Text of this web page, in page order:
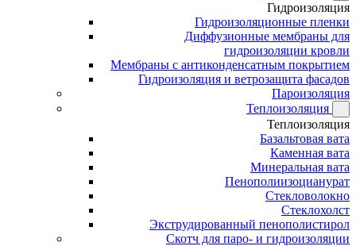
Гидроизоляция
Гидроизоляционные пленки
Диффузионные мембраны для
гидроизоляции кровли
Мембраны с антиконденсатным покрытием
Гидроизоляция и ветрозащита фасадов
Пароизоляция
Теплоизоляция
Теплоизоляция
Базальтовая вата
Каменная вата
Минеральная вата
Пенополиизоцианурат
Стекловолокно
Стеклохолст
Экструдированный пенополистирол
Скотч для паро- и гидроизоляции